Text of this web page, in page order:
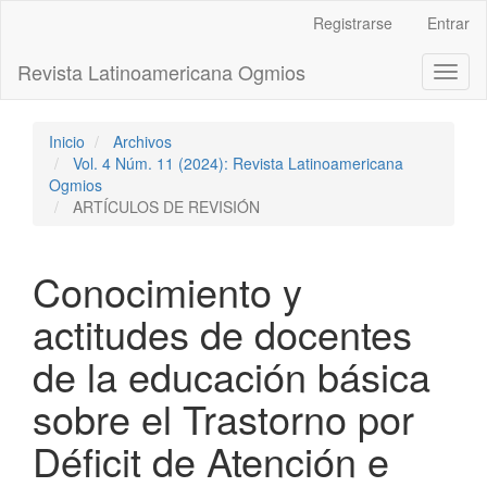
principal
Barra
Registrarse Entrar
Revista Latinoamericana Ogmios
Inicio
Archivos
Vol. 4 Núm. 11 (2024): Revista Latinoamericana
Ogmios
ARTÍCULOS DE REVISIÓN
Conocimiento y
actitudes de docentes
de la educación básica
sobre el Trastorno por
Déficit de Atención e